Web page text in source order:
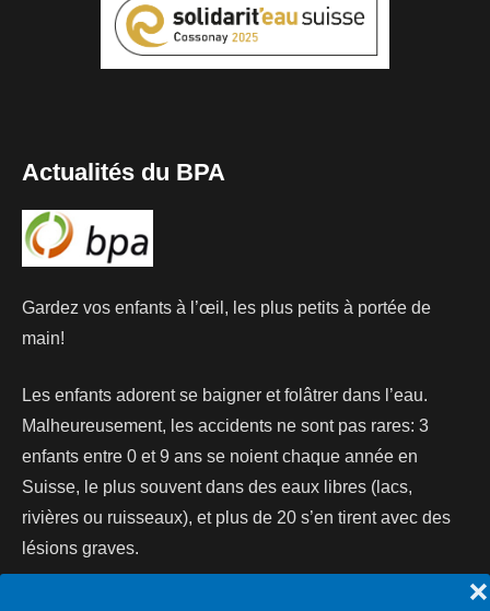
❌
Actualités du BPA
Gardez vos enfants à l’œil, les plus petits à portée de
main!
Les enfants adorent se baigner et folâtrer dans l’eau.
Malheureusement, les accidents ne sont pas rares: 3
enfants entre 0 et 9 ans se noient chaque année en
Suisse, le plus souvent dans des eaux libres (lacs,
rivières ou ruisseaux), et plus de 20 s’en tirent avec des
lésions graves.